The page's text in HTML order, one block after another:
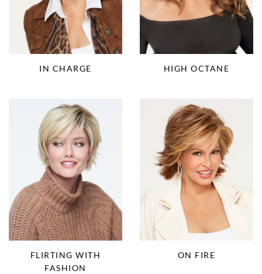
IN CHARGE HIGH OCTANE
FLIRTING WITH
FASHION
ON FIRE